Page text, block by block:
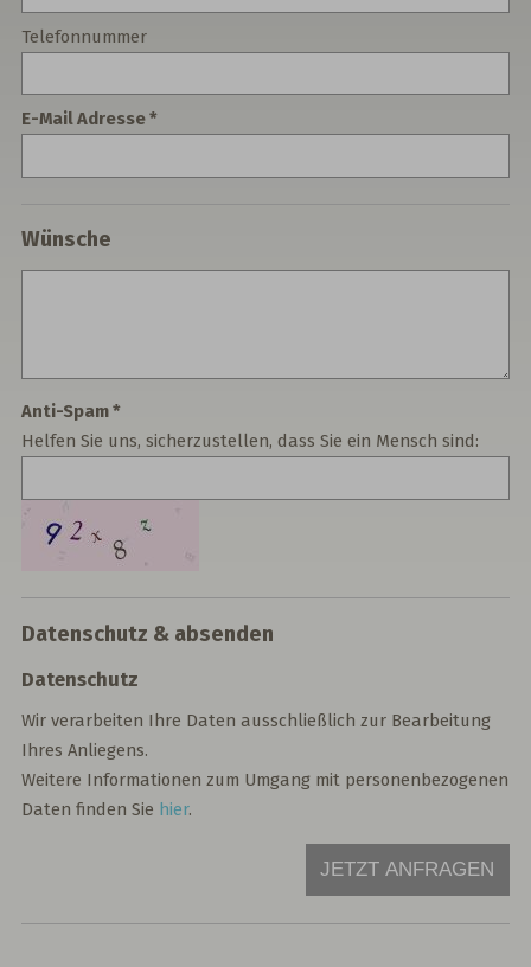
Telefonnummer
E-Mail Adresse
Wünsche
Anti-Spam
Helfen Sie uns, sicherzustellen, dass Sie ein Mensch sind:
Datenschutz & absenden
Datenschutz
Wir verarbeiten Ihre Daten ausschließlich zur Bearbeitung
Ihres Anliegens.
Weitere Informationen zum Umgang mit personenbezogenen
Daten finden Sie hier.
JETZT ANFRAGEN